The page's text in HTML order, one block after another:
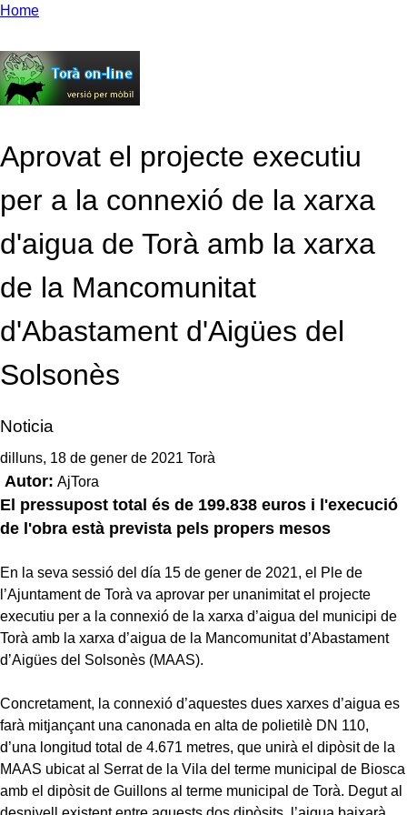
Home
Aprovat el projecte executiu
per a la connexió de la xarxa
d'aigua de Torà amb la xarxa
de la Mancomunitat
d'Abastament d'Aigües del
Solsonès
Noticia
dilluns, 18 de gener de 2021 Torà
Autor: AjTora
El pressupost total és de 199.838 euros i l'execució
de l'obra està prevista pels propers mesos
En la seva sessió del día 15 de gener de 2021, el Ple de
l’Ajuntament de Torà va aprovar per unanimitat el projecte
executiu per a la connexió de la xarxa d’aigua del municipi de
Torà amb la xarxa d’aigua de la Mancomunitat d’Abastament
d’Aigües del Solsonès (MAAS).
Concretament, la connexió d’aquestes dues xarxes d’aigua es
farà mitjançant una canonada en alta de polietilè DN 110,
d’una longitud total de 4.671 metres, que unirà el dipòsit de la
MAAS ubicat al Serrat de la Vila del terme municipal de Biosca
amb el dipòsit de Guillons al terme municipal de Torà. Degut al